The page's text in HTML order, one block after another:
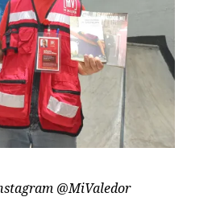
@MiValedor